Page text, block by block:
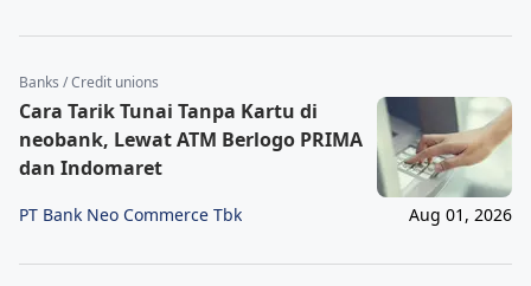
Banks / Credit unions
Cara Tarik Tunai Tanpa Kartu di
neobank, Lewat ATM Berlogo PRIMA
dan Indomaret
PT Bank Neo Commerce Tbk Aug 01, 2026